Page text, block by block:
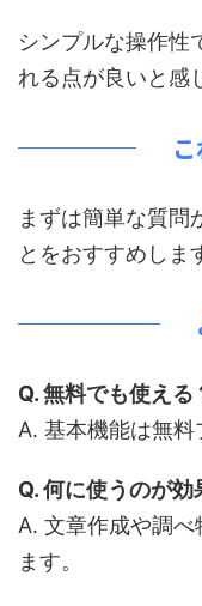
シンプルな操作性
れる点が良いと感
まずは簡単な質問
とをおすすめしま
Q. 無料でも使える
A. 基本機能は無料
Q. 何に使うのが効
A. 文章作成や調
ます。